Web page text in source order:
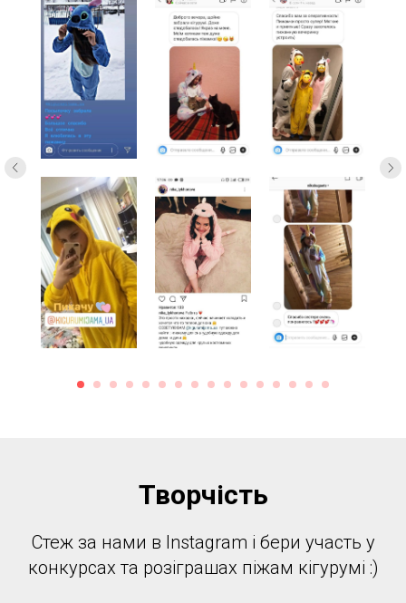
Творчість
Стеж за нами в Instagram і бери участь у
конкурсах та розіграшах піжам кігурумі :)